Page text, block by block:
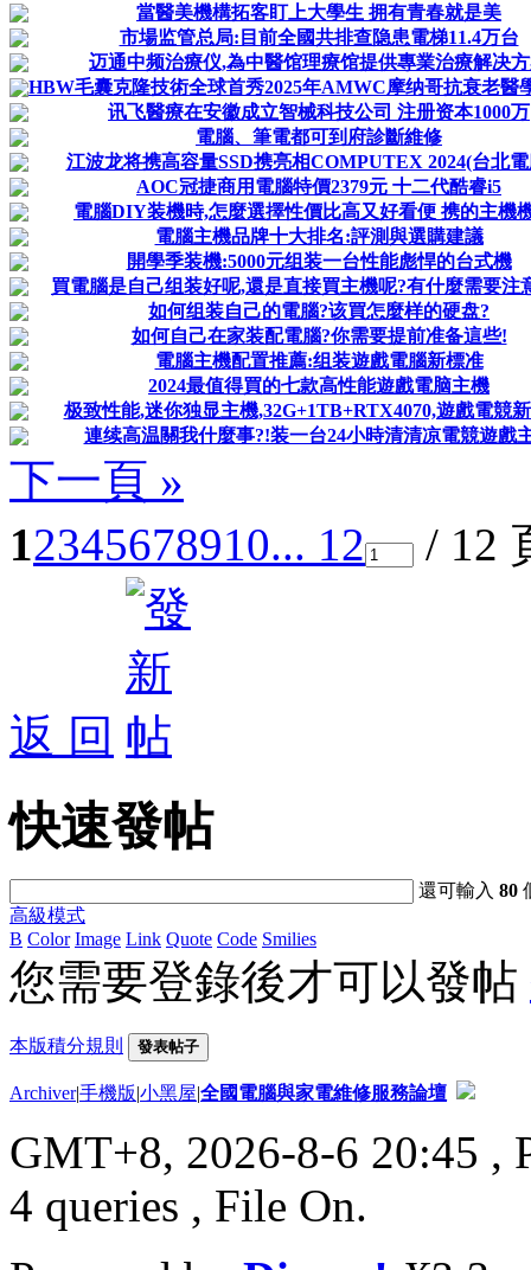
當醫美機構拓客盯上大學生 拥有青春就是美
市場监管总局:目前全國共排查隐患電梯11.4万台
迈通中频治療仪,為中醫馆理療馆提供專業治療解决
HBW毛囊克隆技術全球首秀2025年AMWC摩纳哥抗衰老醫
讯飞醫療在安徽成立智械科技公司 注册资本1000万
電腦、筆電都可到府診斷維修
江波龙将携高容量SSD携亮相COMPUTEX 2024(台北
AOC冠捷商用電腦特價2379元 十二代酷睿i5
電腦DIY装機時,怎麼選擇性價比高又好看便 携的主機
電腦主機品牌十大排名:評測與選購建議
開學季装機:5000元组装一台性能彪悍的台式機
買電腦是自己组装好呢,還是直接買主機呢?有什麼需要注
如何组装自己的電腦?该買怎麼样的硬盘?
如何自己在家装配電腦?你需要提前准备這些!
電腦主機配置推薦:组装遊戲電腦新標准
2024最值得買的七款高性能遊戲電脑主機
极致性能,迷你独显主機,32G+1TB+RTX4070,遊戲電競
連续高温關我什麼事?!装一台24小時清清凉電競遊戲
下一頁 »
12345678910... 12 / 12
返 回
快速發帖
還可輸入80
高級模式
B Color Image Link Quote Code Smilies
您需要登錄後才可以發帖
本版積分規則 發表帖子
Archiver|手機版|小黑屋|全國電腦與家電維修服務論壇
GMT+8, 2026-8-6 20:45 ,
4 queries , File On.